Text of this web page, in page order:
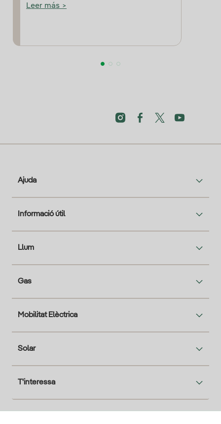
no tienes tejado? Conoce las soluciones co
Leer más >
Ajuda
Informació útil
Llum
Gas
Mobilitat Elèctrica
Solar
T'interessa